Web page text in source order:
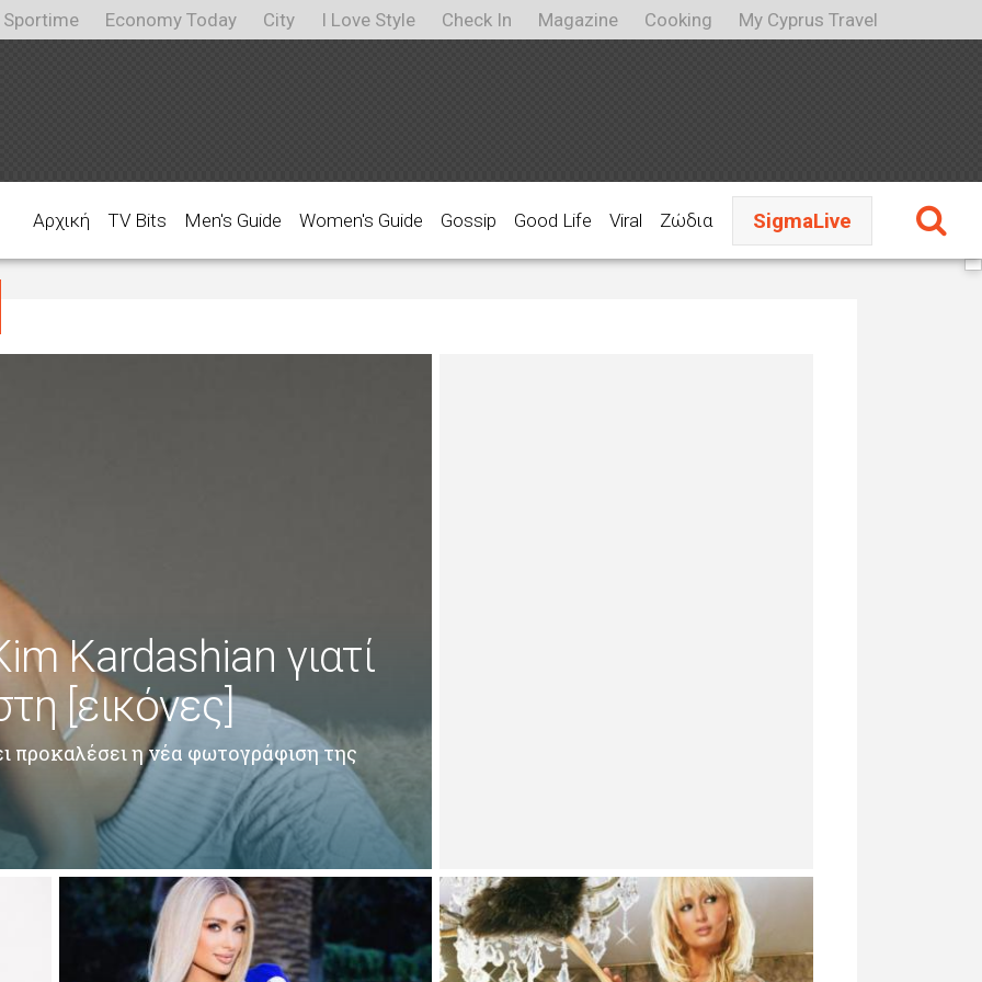
Sportime Economy Today City I Love Style Check In Magazine Cooking My Cyprus Travel
Αρχική TV Bits Men's Guide Women's Guide Gossip Good Life Viral Ζώδια SigmaLive
Kardashian γιατί
[εικόνες]
προκαλέσει η νέα φωτογράφιση της